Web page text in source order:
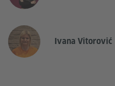
Ivana Vitorović